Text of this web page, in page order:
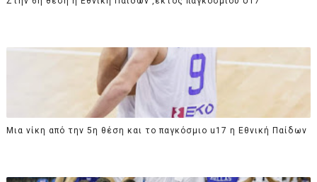
Μια νίκη από την 5η θέση και το παγκόσμιο u17 η Εθνική Παίδων